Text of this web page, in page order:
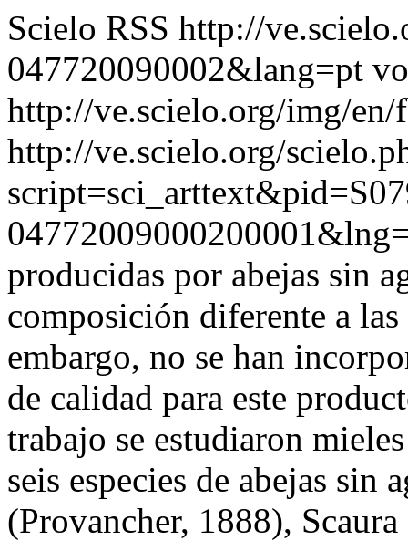
Scielo RSS http://
047720090002&lang=pt
http://ve.scielo.org/img/
http://ve.scielo.org/
producidas por abejas sin
composición diferente a
embargo, no se han
de calidad para este
trabajo se estudiaron
seis especies de abejas sin
(Provancher, 1888),